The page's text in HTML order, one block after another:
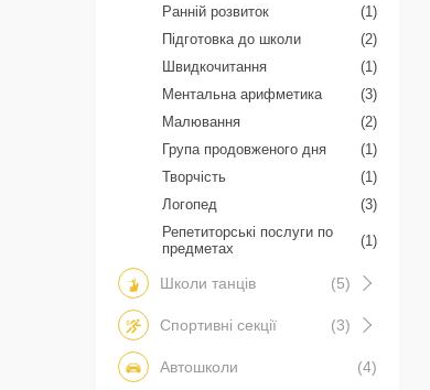
Ранній розвиток
(1)
Підготовка до школи
(2)
Швидкочитання
(1)
Ментальна арифметика
(3)
Малювання
(2)
Група продовженого дня
(1)
Творчість
(1)
Логопед
(3)
Репетиторські послуги по
предметах
(1)
Школи танців (5)
Спортивні секції (3)
Автошколи (4)